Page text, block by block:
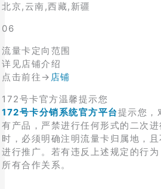
北京,云南,西藏,新疆
06
流量卡定向范围
详见店铺介绍
点击前往→ 店铺
172号卡官方温馨提示您
172号卡分销系统官方平台提示您，
有产品，严禁进行任何形式的二次
时，必须明确注明流量卡归属地，
进行推广。若有违反上述规定的行
所有合作关系。